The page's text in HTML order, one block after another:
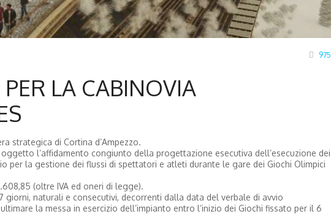
975
LA CABINOVIA
strategica di Cortina d’Ampezzo.
l’affidamento congiunto della progettazione esecutiva dell’esecuzione dei
per la gestione dei flussi di spettatori e atleti durante le gare dei Giochi Olimpici
(oltre IVA ed oneri di legge).
naturali e consecutivi, decorrenti dalla data del verbale di avvio
la messa in esercizio dell’impianto entro l’inizio dei Giochi fissato per il 6